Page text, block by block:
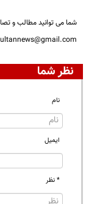
شما می توانید مطالب و
نظر شما
نام
ایمیل
* نظر